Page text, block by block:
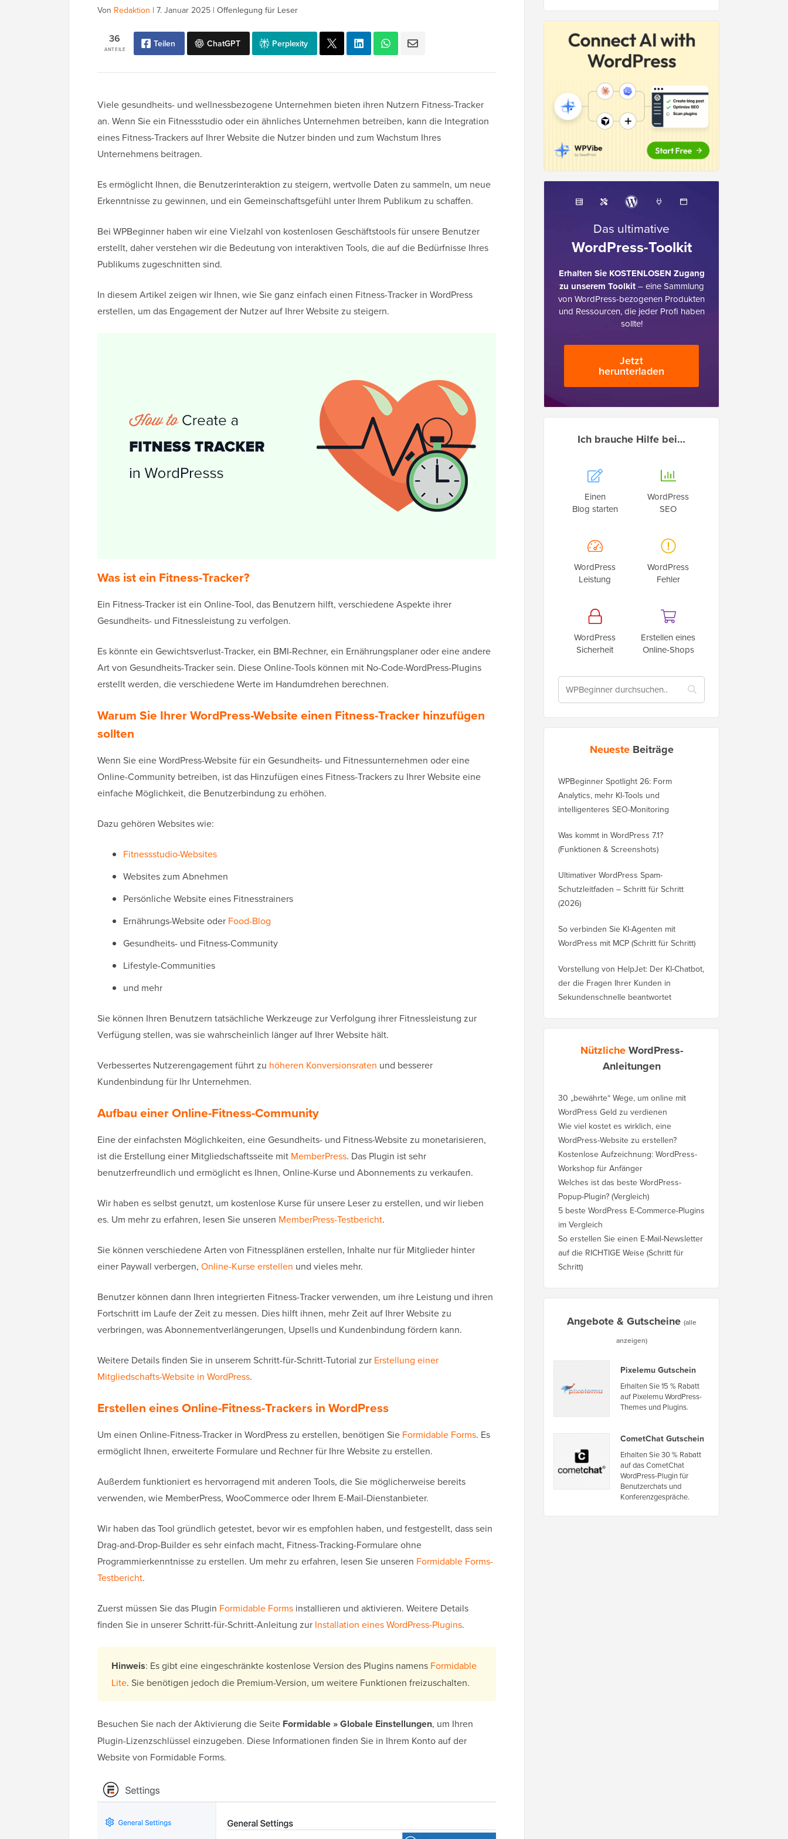
Von Redaktion | 7. Januar 2025 | Offenlegung für Leser
ANTEILE
36 Teilen ChatGPT Perplexity
Viele gesundheits- und wellnessbezogene Unternehmen bieten ihren Nutzern Fitness-Tracker
an. Wenn Sie ein Fitnessstudio oder ein ähnliches Unternehmen betreiben, kann die Integration
eines Fitness-Trackers auf Ihrer Website die Nutzer binden und zum Wachstum Ihres
Unternehmens beitragen.
Es ermöglicht Ihnen, die Benutzerinteraktion zu steigern, wertvolle Daten zu sammeln, um neue
Erkenntnisse zu gewinnen, und ein Gemeinschaftsgefühl unter Ihrem Publikum zu schaffen.
Bei WPBeginner haben wir eine Vielzahl von kostenlosen Geschäftstools für unsere Benutzer
erstellt, daher verstehen wir die Bedeutung von interaktiven Tools, die auf die Bedürfnisse Ihres
Publikums zugeschnitten sind.
In diesem Artikel zeigen wir Ihnen, wie Sie ganz einfach einen Fitness-Tracker in WordPress
erstellen, um das Engagement der Nutzer auf Ihrer Website zu steigern.
Was ist ein Fitness-Tracker?
Ein Fitness-Tracker ist ein Online-Tool, das Benutzern hilft, verschiedene Aspekte ihrer
Gesundheits- und Fitnessleistung zu verfolgen.
Es könnte ein Gewichtsverlust-Tracker, ein BMI-Rechner, ein Ernährungsplaner oder eine andere
Art von Gesundheits-Tracker sein. Diese Online-Tools können mit No-Code-WordPress-Plugins
erstellt werden, die verschiedene Werte im Handumdrehen berechnen.
Warum Sie Ihrer WordPress-Website einen Fitness-Tracker hinzufügen
sollten
Wenn Sie eine WordPress-Website für ein Gesundheits- und Fitnessunternehmen oder eine
Online-Community betreiben, ist das Hinzufügen eines Fitness-Trackers zu Ihrer Website eine
einfache Möglichkeit, die Benutzerbindung zu erhöhen.
Dazu gehören Websites wie:
Fitnessstudio-Websites
Websites zum Abnehmen
Persönliche Website eines Fitnesstrainers
Ernährungs-Website oder Food-Blog
Gesundheits- und Fitness-Community
Lifestyle-Communities
und mehr
Sie können Ihren Benutzern tatsächliche Werkzeuge zur Verfolgung ihrer Fitnessleistung zur
Verfügung stellen, was sie wahrscheinlich länger auf Ihrer Website hält.
Verbessertes Nutzerengagement führt zu höheren Konversionsraten und besserer
Kundenbindung für Ihr Unternehmen.
Aufbau einer Online-Fitness-Community
Eine der einfachsten Möglichkeiten, eine Gesundheits- und Fitness-Website zu monetarisieren,
ist die Erstellung einer Mitgliedschaftsseite mit MemberPress. Das Plugin ist sehr
benutzerfreundlich und ermöglicht es Ihnen, Online-Kurse und Abonnements zu verkaufen.
Wir haben es selbst genutzt, um kostenlose Kurse für unsere Leser zu erstellen, und wir lieben
es. Um mehr zu erfahren, lesen Sie unseren MemberPress-Testbericht.
Sie können verschiedene Arten von Fitnessplänen erstellen, Inhalte nur für Mitglieder hinter
einer Paywall verbergen, Online-Kurse erstellen und vieles mehr.
Benutzer können dann Ihren integrierten Fitness-Tracker verwenden, um ihre Leistung und ihren
Fortschritt im Laufe der Zeit zu messen. Dies hilft ihnen, mehr Zeit auf Ihrer Website zu
verbringen, was Abonnementverlängerungen, Upsells und Kundenbindung fördern kann.
Weitere Details finden Sie in unserem Schritt-für-Schritt-Tutorial zur Erstellung einer
Mitgliedschafts-Website in WordPress.
Erstellen eines Online-Fitness-Trackers in WordPress
Um einen Online-Fitness-Tracker in WordPress zu erstellen, benötigen Sie Formidable Forms. Es
ermöglicht Ihnen, erweiterte Formulare und Rechner für Ihre Website zu erstellen.
Außerdem funktioniert es hervorragend mit anderen Tools, die Sie möglicherweise bereits
verwenden, wie MemberPress, WooCommerce oder Ihrem E-Mail-Dienstanbieter.
Wir haben das Tool gründlich getestet, bevor wir es empfohlen haben, und festgestellt, dass sein
Drag-and-Drop-Builder es sehr einfach macht, Fitness-Tracking-Formulare ohne
Programmierkenntnisse zu erstellen. Um mehr zu erfahren, lesen Sie unseren Formidable Forms-
Testbericht.
Zuerst müssen Sie das Plugin Formidable Forms installieren und aktivieren. Weitere Details
finden Sie in unserer Schritt-für-Schritt-Anleitung zur Installation eines WordPress-Plugins.
Hinweis: Es gibt eine eingeschränkte kostenlose Version des Plugins namens Formidable
Lite. Sie benötigen jedoch die Premium-Version, um weitere Funktionen freizuschalten.
Besuchen Sie nach der Aktivierung die Seite Formidable » Globale Einstellungen, um Ihren
Plugin-Lizenzschlüssel einzugeben. Diese Informationen finden Sie in Ihrem Konto auf der
Website von Formidable Forms.
Das ultimative
WordPress-Toolkit
Erhalten Sie KOSTENLOSEN Zugang
zu unserem Toolkit– eine Sammlung
von WordPress-bezogenen Produkten
und Ressourcen, die jeder Profi haben
sollte!
Jetzt
herunterladen
Ich brauche Hilfe bei…
Einen
Blog starten
WordPress
SEO
WordPress
Leistung
WordPress
Fehler
WordPress
Sicherheit
Erstellen eines
Online-Shops
Neueste Beiträge
WPBeginner Spotlight 26: Form
Analytics, mehr KI-Tools und
intelligenteres SEO-Monitoring
Was kommt in WordPress 7.1?
(Funktionen & Screenshots)
Ultimativer WordPress Spam-
Schutzleitfaden – Schritt für Schritt
(2026)
So verbinden Sie KI-Agenten mit
WordPress mit MCP (Schritt für Schritt)
Vorstellung von HelpJet: Der KI-Chatbot,
der die Fragen Ihrer Kunden in
Sekundenschnelle beantwortet
NützlicheWordPress-
Anleitungen
30 „bewährte“ Wege, um online mit
WordPress Geld zu verdienen
Wie viel kostet es wirklich, eine
WordPress-Website zu erstellen?
Kostenlose Aufzeichnung: WordPress-
Workshop für Anfänger
Welches ist das beste WordPress-
Popup-Plugin? (Vergleich)
5 beste WordPress E-Commerce-Plugins
im Vergleich
So erstellen Sie einen E-Mail-Newsletter
auf die RICHTIGE Weise (Schritt für
Schritt)
Angebote & Gutscheine (alle
anzeigen)
Pixelemu Gutschein
Erhalten Sie 15 % Rabatt
auf Pixelemu WordPress-
Themes und Plugins.
CometChat Gutschein
Erhalten Sie 30 % Rabatt
auf das CometChat
WordPress-Plugin für
Benutzerchats und
Konferenzgespräche.